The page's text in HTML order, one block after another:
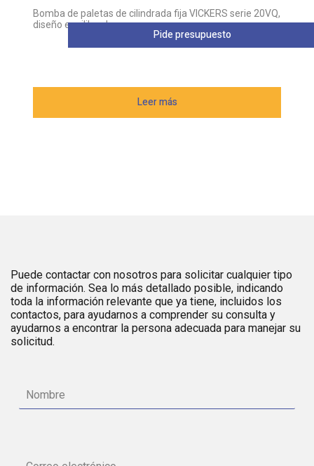
Bomba de paletas de cilindrada fija VICKERS serie 20VQ,
diseño equilibrado
Leer más
Pide presupuesto
Puede contactar con nosotros para solicitar cualquier tipo
de información. Sea lo más detallado posible, indicando
toda la información relevante que ya tiene, incluidos los
contactos, para ayudarnos a comprender su consulta y
ayudarnos a encontrar la persona adecuada para manejar su
solicitud.